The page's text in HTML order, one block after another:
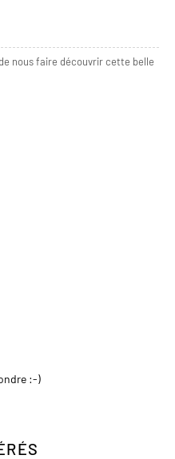
nous faire découvrir cette belle
:-)